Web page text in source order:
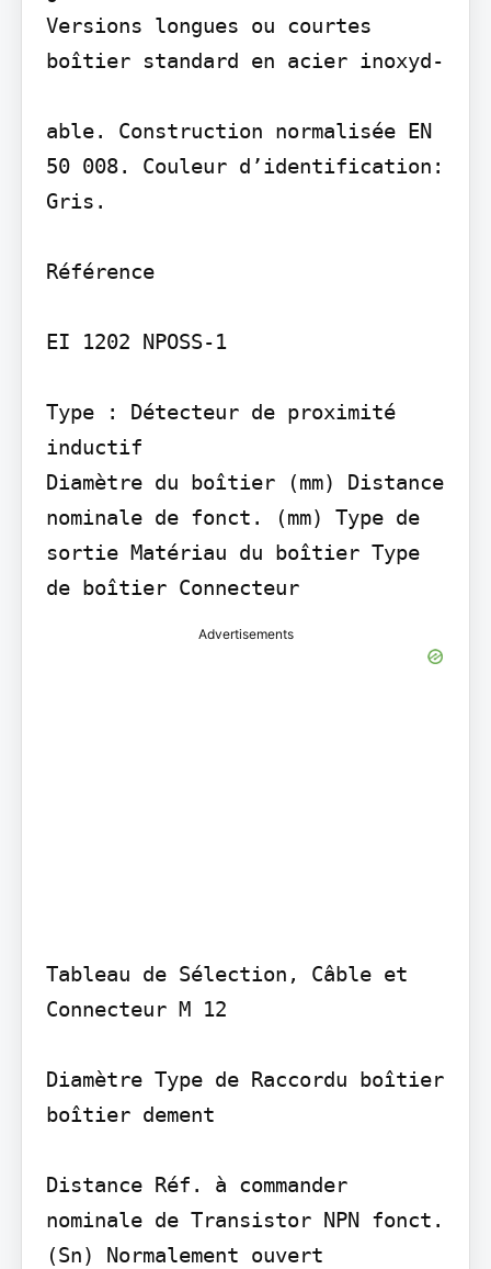
Versions longues ou courtes
boîtier standard en acier inoxyd-
able. Construction normalisée EN
50 008. Couleur d’identification:
Gris.
Référence
EI 1202 NPOSS-1
Type : Détecteur de proximité
inductif
Diamètre du boîtier (mm) Distance
nominale de fonct. (mm) Type de
sortie Matériau du boîtier Type
de boîtier Connecteur
Advertisements
Tableau de Sélection, Câble et
Connecteur M 12
Diamètre Type de Raccordu boîtier
boîtier dement
Distance Réf. à commander
nominale de Transistor NPN fonct.
(Sn) Normalement ouvert